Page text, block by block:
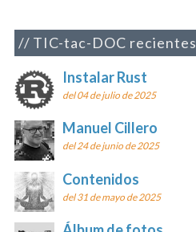
TIC-tac-DOC recientes
Instalar Rust
del 04 de julio de 2025
Manuel Cillero
del 24 de junio de 2025
Contenidos
del 31 de mayo de 2025